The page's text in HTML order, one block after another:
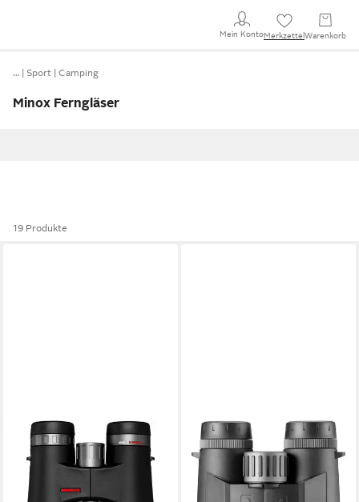
Mein KontoMerkzettel Warenkorb
… Sport Camping
Minox Ferngläser
19 Produkte